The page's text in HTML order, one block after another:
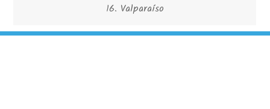
16. Valparaíso